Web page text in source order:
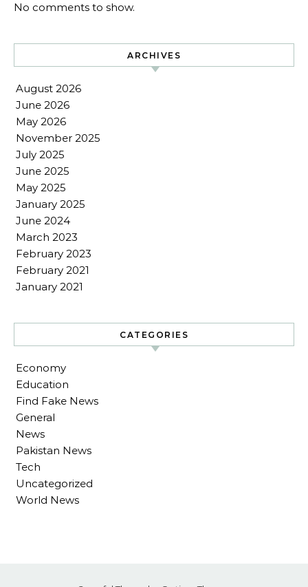
No comments to show.
ARCHIVES
August 2026
June 2026
May 2026
November 2025
July 2025
June 2025
May 2025
January 2025
June 2024
March 2023
February 2023
February 2021
January 2021
CATEGORIES
Economy
Education
Find Fake News
General
News
Pakistan News
Tech
Uncategorized
World News